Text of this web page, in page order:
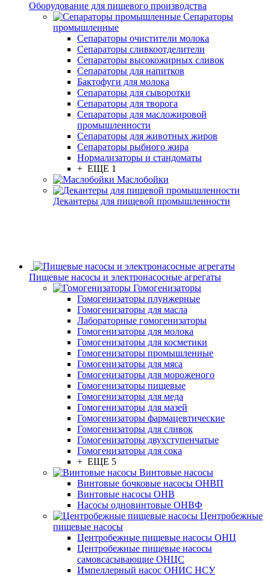
Оборудование для пищевого производства
Сепараторы
промышленные
Сепараторы очистители молока
Сепараторы сливкоотделители
Сепараторы высокожирных сливок
Сепараторы для напитков
Бактофуги для молока
Сепараторы для сыворотки
Сепараторы для творога
Сепараторы для масложировой
промышленности
Сепараторы для животных жиров
Сепараторы рыбного жира
Нормализаторы и стандоматы
+ ЕЩЕ 1
Маслобойки
Декантеры для пищевой промышленности
Пищевые насосы и электронасосные агрегаты
Гомогенизаторы
Гомогенизаторы плунжерные
Гомогенизаторы для масла
Лабораторные гомогенизаторы
Гомогенизаторы для молока
Гомогенизаторы для косметики
Гомогенизаторы промышленные
Гомогенизаторы для мяса
Гомогенизаторы для мороженого
Гомогенизаторы пищевые
Гомогенизаторы для меда
Гомогенизаторы для мазей
Гомогенизаторы фармацевтические
Гомогенизаторы для сливок
Гомогенизаторы двухступенчатые
Гомогенизаторы для сока
+ ЕЩЕ 5
Винтовые насосы
Винтовые бочковые насосы ОНВП
Винтовые насосы ОНВ
Насосы одновинтовые ОНВФ
Центробежные
пищевые насосы
Центробежные пищевые насосы ОНЦ
Центробежные пищевые насосы
самовсасывающие ОНЦС
Импеллерный насос ОНИС НСУ